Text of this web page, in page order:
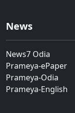
News
News7 Odia
Prameya-ePaper
Prameya-Odia
Prameya-English